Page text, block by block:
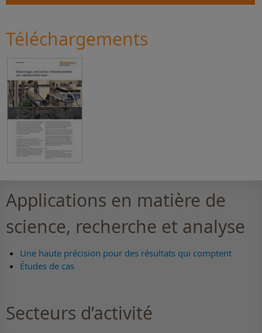
Téléchargements
Applications en matière de
science, recherche et analyse
Une haute précision pour des résultats qui comptent
Études de cas
Secteurs d’activité